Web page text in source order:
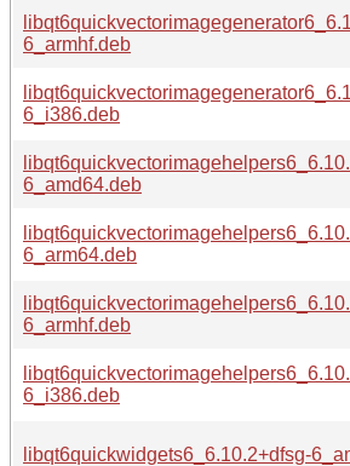
6_armhf.deb
6_i386.deb
6_amd64.deb
6_arm64.deb
6_armhf.deb
6_i386.deb
libqt6quickwidgets6_6.10.2+dfsg-